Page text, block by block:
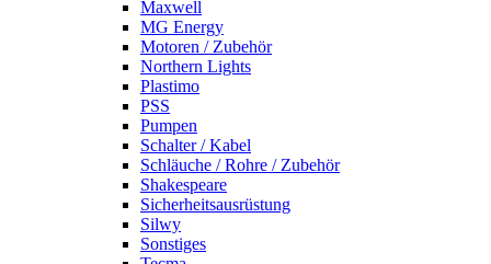
Maxwell
MG Energy
Motoren / Zubehör
Northern Lights
Plastimo
PSS
Pumpen
Schalter / Kabel
Schläuche / Rohre / Zubehör
Shakespeare
Sicherheitsausrüstung
Silwy
Sonstiges